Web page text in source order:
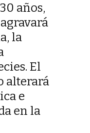
años,
la
El
alterará
e
en la